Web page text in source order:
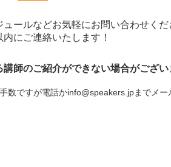
ールなどお気軽にお問い合わせくだ
内にご連絡いたします！
師のご紹介ができない場合がござい
ですが電話かinfo@speakers.jpまでメー